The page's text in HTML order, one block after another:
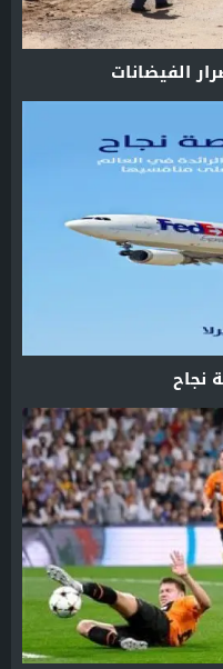
الفيضانات